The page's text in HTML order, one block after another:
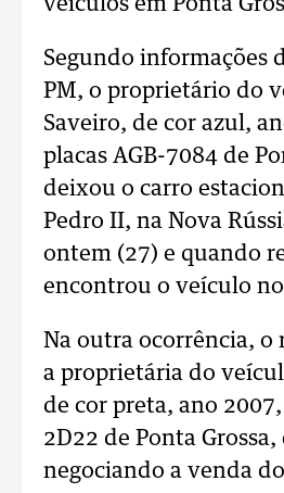
veículos em Ponta
Segundo informações
PM, o proprietário do
Saveiro, de cor azul,
placas AGB-7084 de
deixou o carro
Pedro II, na Nova
ontem (27) e quando
encontrou o veículo
Na outra ocorrência, o
a proprietária do
de cor preta, ano
2D22 de Ponta Grossa,
negociando a venda